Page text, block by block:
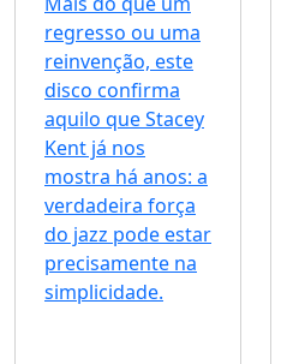
regresso ou uma
reinvenção, este
disco confirma
aquilo que Stacey
Kent já nos
mostra há anos: a
verdadeira força
do jazz pode estar
precisamente na
simplicidade.